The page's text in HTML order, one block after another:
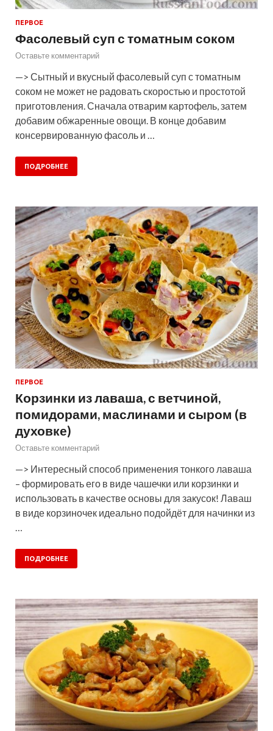
ПЕРВОЕ
Фасолевый суп с томатным соком
Оставьте комментарий
—> Сытный и вкусный фасолевый суп с томатным
соком не может не радовать скоростью и простотой
приготовления. Сначала отварим картофель, затем
добавим обжаренные овощи. В конце добавим
консервированную фасоль и …
ПОДРОБНЕЕ
ПЕРВОЕ
Корзинки из лаваша, с ветчиной,
помидорами, маслинами и сыром (в
духовке)
Оставьте комментарий
—> Интересный способ применения тонкого лаваша
– формировать его в виде чашечки или корзинки и
использовать в качестве основы для закусок! Лаваш
в виде корзиночек идеально подойдёт для начинки из
ПОДРОБНЕЕ